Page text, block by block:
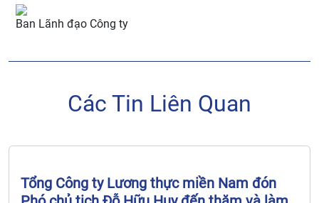
Ban Lãnh đạo Công ty
Các Tin Liên Quan
Tổng Công ty Lương thực miền Nam đón